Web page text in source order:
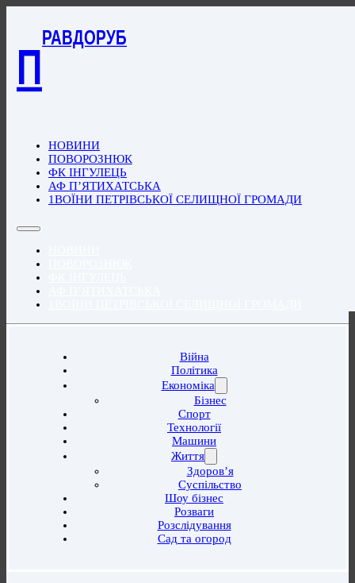
П
РАВДОРУБ
НОВИНИ
ПОВОРОЗНЮК
ФК ІНГУЛЕЦЬ
АФ П’ЯТИХАТСЬКА
1ВОЇНИ ПЕТРІВСЬКОЇ СЕЛИЩНОЇ ГРОМАДИ
Війна
Політика
Економіка
Бізнес
Спорт
Технології
Машини
Життя
Здоров’я
Суспільство
Шоу бізнес
Розваги
Розслідування
Сад та огород